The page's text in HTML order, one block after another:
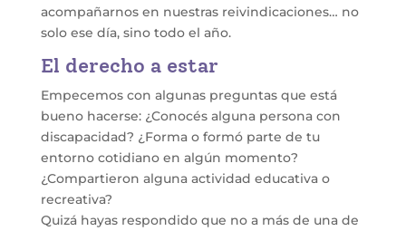
acompañarnos en nuestras reivindicaciones… no
solo ese día, sino todo el año.
El derecho a estar
Empecemos con algunas preguntas que está
bueno hacerse: ¿Conocés alguna persona con
discapacidad? ¿Forma o formó parte de tu
entorno cotidiano en algún momento?
¿Compartieron alguna actividad educativa o
recreativa?
Quizá hayas respondido que no a más de una de